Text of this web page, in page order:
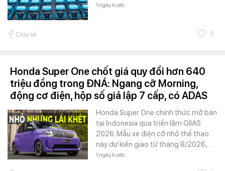
1 ngày trước
Chia sẻ 0
Honda Super One chốt giá quy đổi hơn 640
triệu đồng trong ĐNÁ: Ngang cỡ Morning,
động cơ điện, hộp số giả lập 7 cấp, có ADAS
Honda Super One chính thức mở bán
tại Indonesia qua triển lãm GIIAS
2026. Mẫu xe điện cỡ nhỏ thể thao
này dự kiến giao từ tháng 8/2026,…
1 ngày trước